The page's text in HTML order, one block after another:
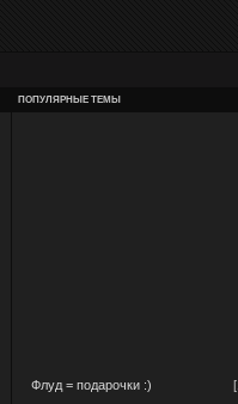
ПОПУЛЯРНЫЕ ТЕМЫ
Флуд = подарочки :)